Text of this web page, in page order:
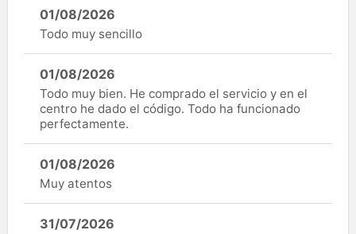
01/08/2026
Todo muy sencillo
01/08/2026
Todo muy bien. He comprado el servicio y en el
centro he dado el código. Todo ha funcionado
perfectamente.
01/08/2026
Muy atentos
31/07/2026